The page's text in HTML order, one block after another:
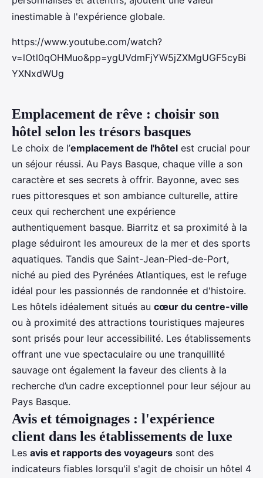
inestimable à l'expérience globale.
https://www.youtube.com/watch?
v=lOtl0qOHMuo&pp=ygUVdmFjYW5jZXMgUGF5cyBi
YXNxdWUg
Emplacement de rêve : choisir son
hôtel selon les trésors basques
Le choix de l’emplacement de l'hôtel est crucial pour
un séjour réussi. Au Pays Basque, chaque ville a son
caractère et ses secrets à offrir. Bayonne, avec ses
rues pittoresques et son ambiance culturelle, attire
ceux qui recherchent une expérience
authentiquement basque. Biarritz et sa proximité à la
plage séduiront les amoureux de la mer et des sports
aquatiques. Tandis que Saint-Jean-Pied-de-Port,
niché au pied des Pyrénées Atlantiques, est le refuge
idéal pour les passionnés de randonnée et d'histoire.
Les hôtels idéalement situés au cœur du centre-ville
ou à proximité des attractions touristiques majeures
sont prisés pour leur accessibilité. Les établissements
offrant une vue spectaculaire ou une tranquillité
sauvage ont également la faveur des clients à la
recherche d’un cadre exceptionnel pour leur séjour au
Pays Basque.
Avis et témoignages : l'expérience
client dans les établissements de luxe
Les avis et rapports des voyageurs sont des
indicateurs fiables lorsqu'il s'agit de choisir un hôtel 4